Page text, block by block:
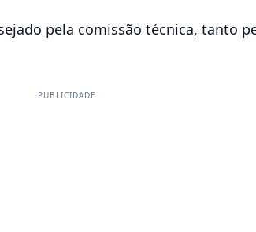
pela comissão técnica, tanto
PUBLICIDADE